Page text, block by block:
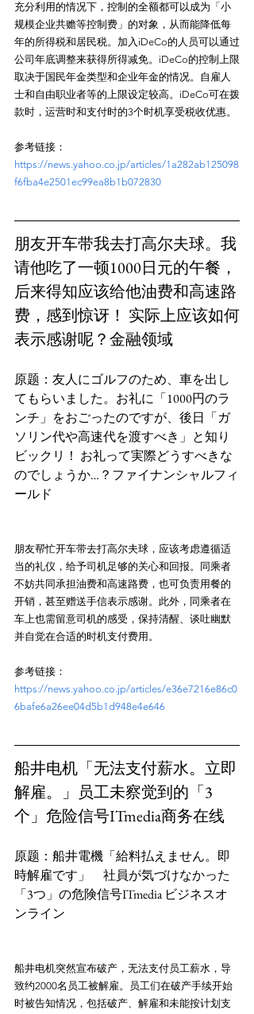
充分利用的情况下，控制的全额都可以成为「小
规模企业共赡等控制费」的对象，从而能降低每
年的所得税和居民税。加入iDeCo的人员可以通过
公司年底调整来获得所得减免。iDeCo的控制上限
取决于国民年金类型和企业年金的情况。自雇人
士和自由职业者等的上限设定较高。iDeCo可在拨
参考链接：
https://news.yahoo.co.jp/articles/1a282ab125098
f6fba4e2501ec99ea8b1b072830
朋友开车带我去打高尔夫球。我
请他吃了一顿1000日元的午餐，
后来得知应该给他油费和高速路
费，感到惊讶！ 实际上应该如何
表示感谢呢？金融领域
原题：友人にゴルフのため、車を出し
てもらいました。お礼に「1000円のラ
ンチ」をおごったのですが、後日「ガ
ソリン代や高速代を渡すべき」と知り
ビックリ！ お礼って実際どうすべきな
のでしょうか…？ファイナンシャルフィ
朋友帮忙开车带去打高尔夫球，应该考虑遵循适
当的礼仪，给予司机足够的关心和回报。同乘者
不妨共同承担油费和高速路费，也可负责用餐的
开销，甚至赠送手信表示感谢。此外，同乘者在
车上也需留意司机的感受，保持清醒、谈吐幽默
参考链接：
https://news.yahoo.co.jp/articles/e36e7216e86c0
6bafe6a26ee04d5b1d948e4e646
船井电机「无法支付薪水。立即
解雇。」员工未察觉到的「3
个」危险信号ITmedia商务在线
原题：船井電機「給料払えません。即
時解雇です」　社員が気づけなかった
「3つ」の危険信号ITmedia ビジネスオ
船井电机突然宣布破产，无法支付员工薪水，导
致约2000名员工被解雇。员工们在破产手续开始
时被告知情况，包括破产、解雇和未能按计划支